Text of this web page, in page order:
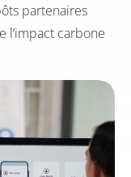
partenaires
l’impact carbone